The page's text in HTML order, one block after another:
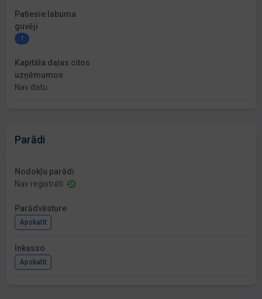
Patiesie labuma
guvēji
1
Kapitāla daļas citos
uzņēmumos
Nav datu
Parādi
Nodokļu parādi
Nav reģistrēti
Parādvēsture
Apskatīt
Inkasso
Apskatīt